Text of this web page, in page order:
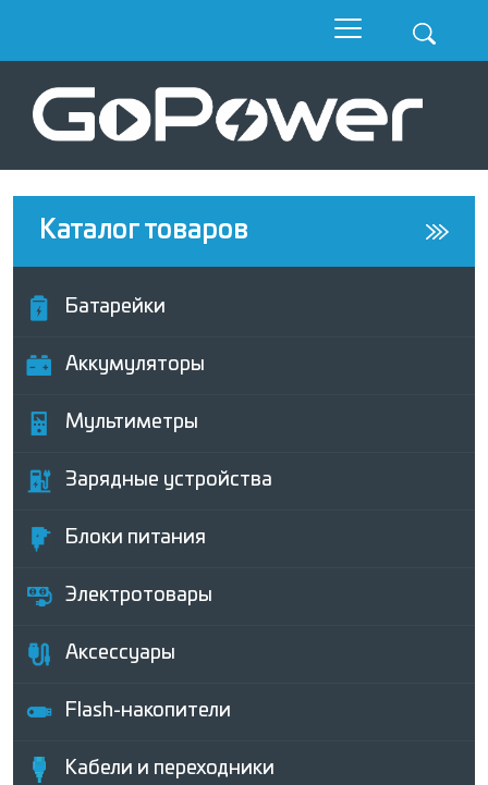
Каталог товаров
Батарейки
Аккумуляторы
Мультиметры
Зарядные устройства
Блоки питания
Электротовары
Аксессуары
Flash-накопители
Кабели и переходники